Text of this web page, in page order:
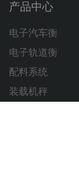
产品中心
电子汽车衡
电子轨道衡
配料系统
装载机秤